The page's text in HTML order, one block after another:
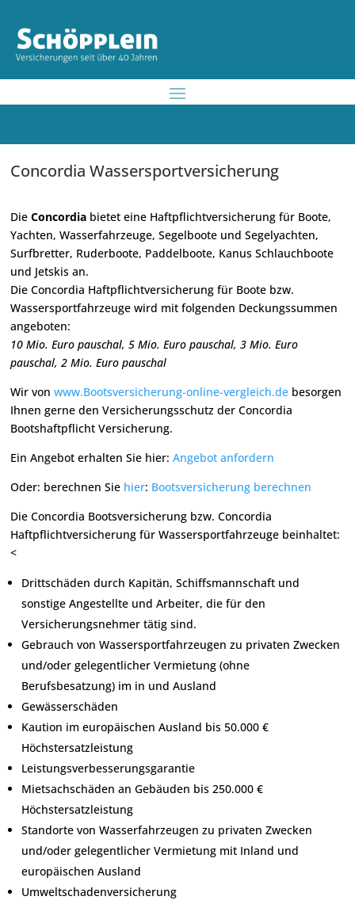
Concordia Wassersportversicherung
DieConcordia bietet eine Haftpflichtversicherung für Boote,
Yachten, Wasserfahrzeuge, Segelboote und Segelyachten,
Surfbretter, Ruderboote, Paddelboote, Kanus Schlauchboote
und Jetskis an.
Die Concordia Haftpflichtversicherung für Boote bzw.
Wassersportfahrzeuge wird mit folgenden Deckungssummen
angeboten:
10 Mio. Euro pauschal, 5 Mio. Euro pauschal, 3 Mio. Euro
pauschal, 2 Mio. Euro pauschal
Wir vonwww.Bootsversicherung-online-vergleich.de besorgen
Ihnen gerne den Versicherungsschutz der Concordia
Bootshaftpflicht Versicherung.
Ein Angebot erhalten Sie hier:Angebot anfordern
Oder: berechnen Sie hier: Bootsversicherung berechnen
Die Concordia Bootsversicherung bzw. Concordia
Haftpflichtversicherung für Wassersportfahrzeuge beinhaltet:
<
Drittschäden durch Kapitän, Schiffsmannschaft und
sonstige Angestellte und Arbeiter, die für den
Versicherungsnehmer tätig sind.
Gebrauch von Wassersportfahrzeugen zu privaten Zwecken
und/oder gelegentlicher Vermietung (ohne
Berufsbesatzung) im in und Ausland
Gewässerschäden
Kaution im europäischen Ausland bis 50.000 €
Höchstersatzleistung
Leistungsverbesserungsgarantie
Mietsachschäden an Gebäuden bis 250.000 €
Höchstersatzleistung
Standorte von Wasserfahrzeugen zu privaten Zwecken
und/oder gelegentlicher Vermietung mit Inland und
europäischen Ausland
Umweltschadenversicherung